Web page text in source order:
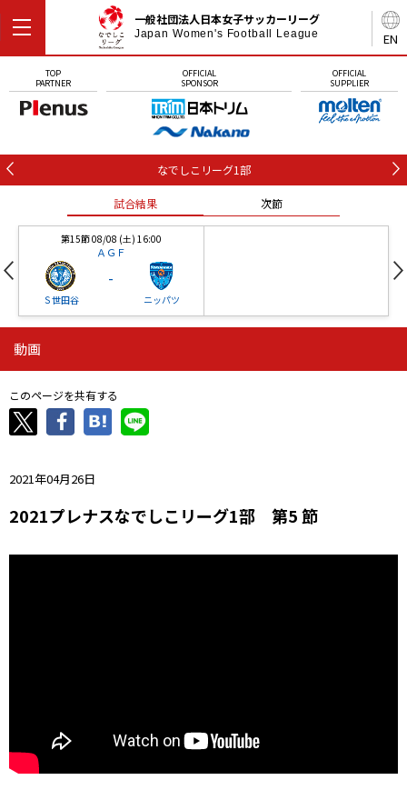
EN
一般社団法人日本女子サッカーリーグ
Japan Women's Football League
TOP
PARTNER
OFFICIAL
SPONSOR
OFFICIAL
SUPPLIER
なでしこリーグ1部
試合結果 次節
第15節 08/08 (土) 16:00
ＡＧＦ
Ｓ世田谷
-
ニッパツ
ニッパツ
ニッパツ
-
石人の星
動画
このページを共有する
2021年04月26日
2021プレナスなでしこリーグ1部 第5 節